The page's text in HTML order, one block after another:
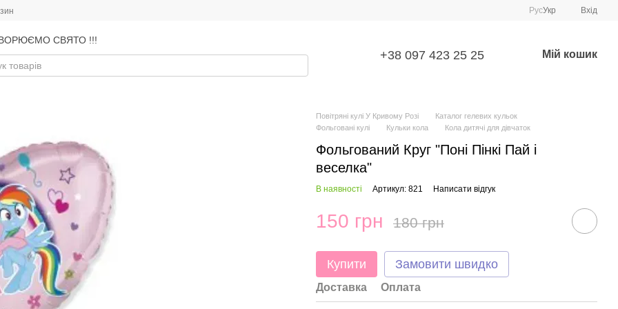
РусУкр Вхід
СВЯТО !!!
+38 097 423 25 25 Мій кошик
Повітряні кулі У Кривому Розі
Каталог гелевих кульок
Фольговані кулі
Кульки кола Кола дитячі для дівчаток
Фольгований Круг "Поні Пінкі Пай і
веселка"
В наявності Артикул: 821 Написати відгук
150 грн 180 грн
Купити Замовити швидко
Доставка Оплата